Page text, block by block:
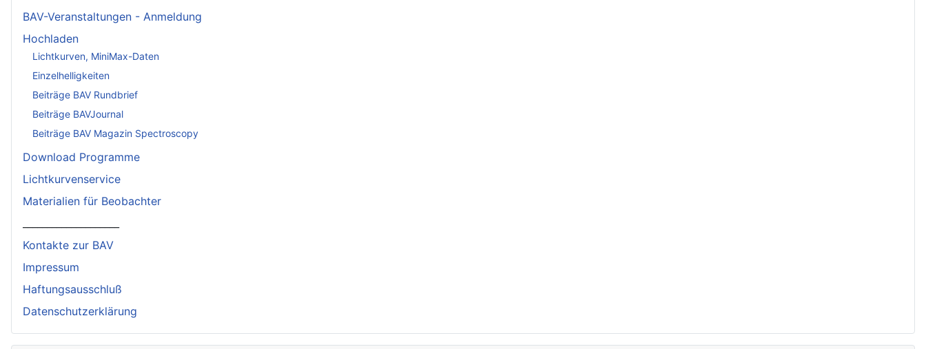
BAV-Veranstaltungen - Anmeldung
Hochladen
Lichtkurven, MiniMax-Daten
Einzelhelligkeiten
Beiträge BAV Rundbrief
Beiträge BAVJournal
Beiträge BAV Magazin Spectroscopy
Download Programme
Lichtkurvenservice
Materialien für Beobachter
Kontakte zur BAV
Impressum
Haftungsausschluß
Datenschutzerklärung